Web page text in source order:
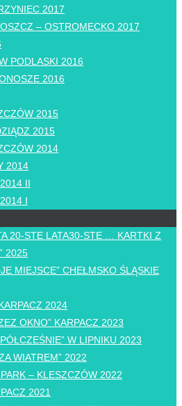
2017
– OSTROMECKO 2017
PODLASKI 2016
2016
2015
2015
2014
2014
II
I
20-STE LATA30-STE … KARTKI Z
2025
MIEJSCE” CHEŁMSKO ŚLĄSKIE
2024
OKNO” KARPACZ 2023
W LIPNIKU 2023
WIATREM” 2022
– KLESZCZÓW 2022
2021